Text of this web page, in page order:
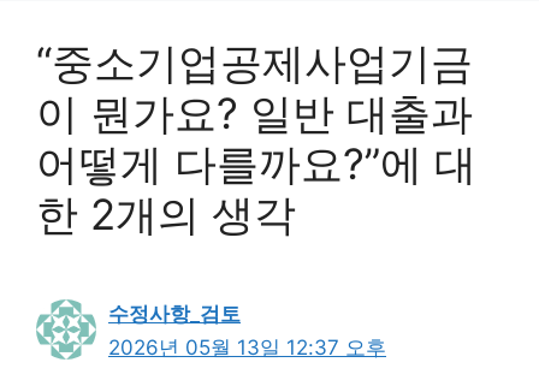
“중소기업공제사업기금
이 뭔가요? 일반 대출과
어떻게 다를까요?”에 대
한 2개의 생각
수정사항_검토
2026년 05월 13일 12:37 오후